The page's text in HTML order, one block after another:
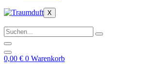
X
0,00 € 0 Warenkorb